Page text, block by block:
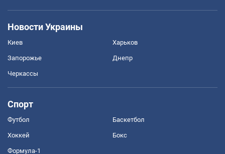
Новости Украины
Киев Харьков
Запорожье Днепр
Черкассы
Спорт
Футбол Баскетбол
Хоккей Бокс
Формула-1